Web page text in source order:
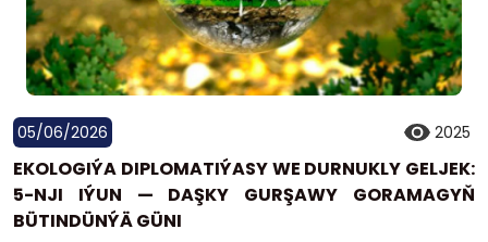
05/06/2026 2025
EKOLOGIÝA DIPLOMATIÝASY WE DURNUKLY GELJEK:
5-NJI IÝUN — DAŞKY GURŞAWY GORAMAGYŇ
BÜTINDÜNÝÄ GÜNI